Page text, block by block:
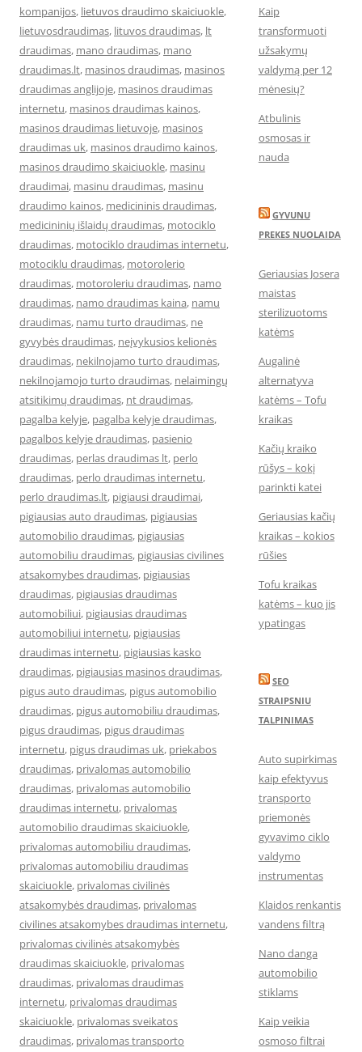
kompanijos, lietuvos draudimo skaiciuokle,
lietuvosdraudimas, lituvos draudimas, lt
draudimas, mano draudimas, mano
draudimas.lt, masinos draudimas, masinos
draudimas anglijoje, masinos draudimas
internetu, masinos draudimas kainos,
masinos draudimas lietuvoje, masinos
draudimas uk, masinos draudimo kainos,
masinos draudimo skaiciuokle, masinu
draudimai, masinu draudimas, masinu
draudimo kainos, medicininis draudimas,
medicininių išlaidų draudimas, motociklo
draudimas, motociklo draudimas internetu,
motociklu draudimas, motorolerio
draudimas, motoroleriu draudimas, namo
draudimas, namo draudimas kaina, namu
draudimas, namu turto draudimas, ne
gyvybės draudimas, neįvykusios kelionės
draudimas, nekilnojamo turto draudimas,
nekilnojamojo turto draudimas, nelaimingų
atsitikimų draudimas, nt draudimas,
pagalba kelyje, pagalba kelyje draudimas,
pagalbos kelyje draudimas, pasienio
draudimas, perlas draudimas lt, perlo
draudimas, perlo draudimas internetu,
perlo draudimas.lt, pigiausi draudimai,
pigiausias auto draudimas, pigiausias
automobilio draudimas, pigiausias
automobiliu draudimas, pigiausias civilines
atsakomybes draudimas, pigiausias
draudimas, pigiausias draudimas
automobiliui, pigiausias draudimas
automobiliui internetu, pigiausias
draudimas internetu, pigiausias kasko
draudimas, pigiausias masinos draudimas,
pigus auto draudimas, pigus automobilio
draudimas, pigus automobiliu draudimas,
pigus draudimas, pigus draudimas
internetu, pigus draudimas uk, priekabos
draudimas, privalomas automobilio
draudimas, privalomas automobilio
draudimas internetu, privalomas
automobilio draudimas skaiciuokle,
privalomas automobiliu draudimas,
privalomas automobiliu draudimas
skaiciuokle, privalomas civilinės
atsakomybės draudimas, privalomas
civilines atsakomybes draudimas internetu,
privalomas civilinės atsakomybės
draudimas skaiciuokle, privalomas
draudimas, privalomas draudimas
internetu, privalomas draudimas
skaiciuokle, privalomas sveikatos
draudimas, privalomas transporto
Kaip
transformuoti
užsakymų
valdymą per 12
mėnesių?
Atbulinis
osmosas ir
nauda
GYVUNU
PREKES NUOLAIDA
Geriausias Josera
maistas
sterilizuotoms
katėms
Augalinė
alternatyva
katėms – Tofu
kraikas
Kačių kraiko
rūšys – kokį
parinkti katei
Geriausias kačių
kraikas – kokios
rūšies
Tofu kraikas
katėms – kuo jis
ypatingas
SEO
STRAIPSNIU
TALPINIMAS
Auto supirkimas
kaip efektyvus
transporto
priemonės
gyvavimo ciklo
valdymo
instrumentas
Klaidos renkantis
vandens filtrą
Nano danga
automobilio
stiklams
Kaip veikia
osmoso filtrai